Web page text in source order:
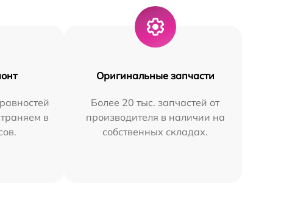
в
Оригинальные запчасти
Более 20 тыс. запчастей от
производителя в наличии на
собственных складах.